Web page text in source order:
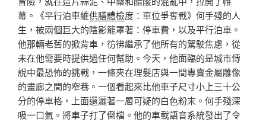
幕。《平行泊車維供膳體檢度：車位爭奪戰》何手殘的人
生，被兩個巨大的陰影籠罩著：停車費，以及平行泊車。
他那輛老舊的掀背車，彷彿繼承了他所有的駕駛焦慮，從
未在他需要時提供過任何幫助。今天，他面臨的是城市傳
說中最恐怖的挑戰，一條夾在理髮店與一間專賣金屬雕像
的畫廊之間的窄巷。一個看起來比他車子尺寸小上三十公
分的停車格，上面還灑著一層可疑的白色粉末。何手殘深
吸一口氣。將車子打了倒檔。他的車載語音系統發出了令